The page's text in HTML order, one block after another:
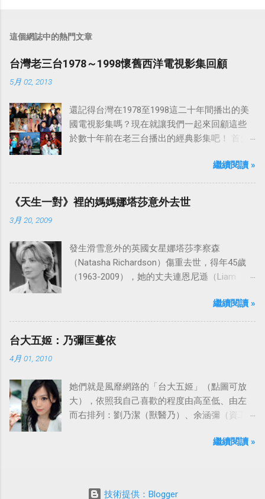
這個網誌中的熱門文章
台灣老三台1978～1998懷舊西洋電視影集回顧
5月 02, 2013
還記得台灣在1978至1998這二十年間播出的美
國電視影集嗎？現在就讓我們一起來回顧這些
於數十年前在老三台播出的經典影集吧！ 首先
「愛之船」（The Love Boat），這部影集最早
是在1977年9月24日至1986年5月24日於美國
ABC頻道首播，共播出了249集。 令人懷念的愛
之船旋律：
繼續閱讀 »
《天生一對》裡的媽媽娜塔莎意外去世
3月 20, 2009
發生滑雪意外的英國女星娜塔莎李察森
（Natasha Richardson）傷重去世，得年45歲
（1963-2009），她的丈夫連恩尼遜（Liam
到傷心，希望外界給他們空間撫平傷痛。繼續閱讀 »
台大五姬：乃彌匡蔓依
4月 01, 2010
她們就是風靡網路的「台大五姬」（點圖可放
大），依照我自己喜歡的程度由高至低、由左
而右排列：劉乃潔（獸醫乃）、余涵彌（資工
蔓）、吳依潔（戲劇依）；這五位正妹透過網
繼續閱讀 »
技術提供：Blogger